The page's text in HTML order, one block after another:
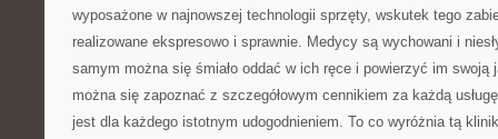
wyposażone w najnowszej technologii sprzęty, wskutek tego
realizowane ekspresowo i sprawnie. Medycy są wychowani i
samym można się śmiało oddać w ich ręce i powierzyć im swoją
można się zapoznać z szczegółowym cennikiem za każdą
jest dla każdego istotnym udogodnieniem. To co wyróżnia tą